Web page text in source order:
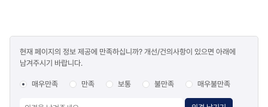
만족도
조사
현재 페이지의 정보 제공에 만족하십니까? 개선/건의사항이 있으면 아래에
남겨주시기 바랍니다.
매우만족 만족 보통 불만족 매우불만족